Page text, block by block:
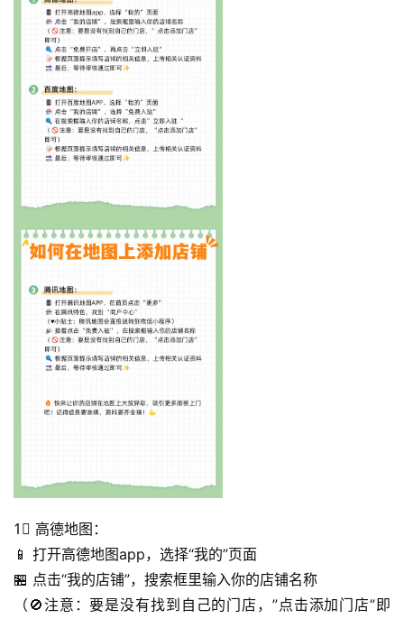
首
1⃣ 高德地图：
📱 打开高德地图app，选择“我的”页面
🏪 点击“我的店铺”，搜索框里输入你的店铺名称
（🚫注意：要是没有找到自己的门店，”点击添加门店”即